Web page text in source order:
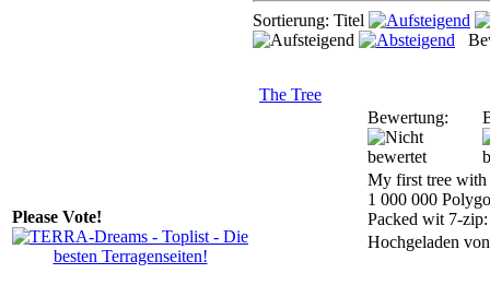
Please Vote!
Sortierung: Titel
The Tree
Bewertung:
My first tree
1 000 000
Packed wit 7-
Hochgeladen